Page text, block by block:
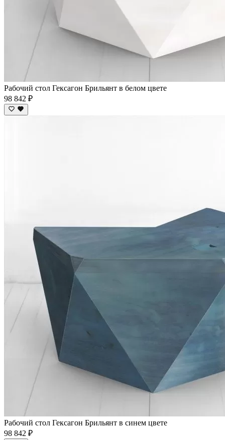
Рабочий стол Гексагон Брильянт в белом цвете
98 842 ₽
Рабочий стол Гексагон Брильянт в синем цвете
98 842 ₽